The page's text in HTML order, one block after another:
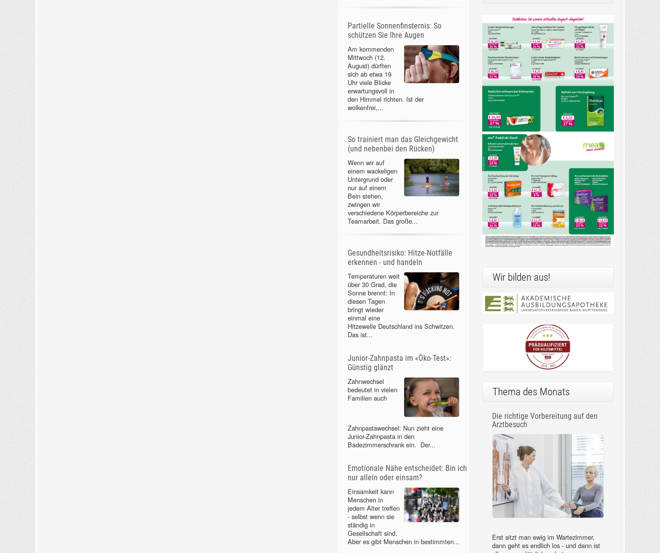
Partielle Sonnenfinsternis: So
schützen Sie Ihre Augen
Am kommenden
Mittwoch (12.
August) dürften
sich ab etwa 19
Uhr viele Blicke
erwartungsvoll in
den Himmel richten. Ist der
wolkenfrei,...
So trainiert man das Gleichgewicht
(und nebenbei den Rücken)
Wenn wir auf
einem wackeligen
Untergrund oder
nur auf einem
Bein stehen,
zwingen wir
verschiedene Körperbereiche zur
Teamarbeit. Das große...
Gesundheitsrisiko: Hitze-Notfälle
erkennen - und handeln
Temperaturen weit
über 30 Grad, die
Sonne brennt: In
diesen Tagen
bringt wieder
einmal eine
Hitzewelle Deutschland ins Schwitzen.
Das ist...
Junior-Zahnpasta im «Öko-Test»:
Günstig glänzt
Zahnwechsel
bedeutet in vielen
Familien auch
Zahnpastawechsel: Nun zieht eine
Junior-Zahnpasta in den
Badezimmerschrank ein. Der...
Emotionale Nähe entscheidet: Bin ich
nur allein oder einsam?
Einsamkeit kann
Menschen in
jedem Alter treffen
- selbst wenn sie
ständig in
Gesellschaft sind.
Aber es gibt Menschen in bestimmten...
Wir bilden aus!
Thema des Monats
Die richtige Vorbereitung auf den
Arztbesuch
Erst sitzt man ewig im Wartezimmer,
dann geht es endlich los - und dann ist